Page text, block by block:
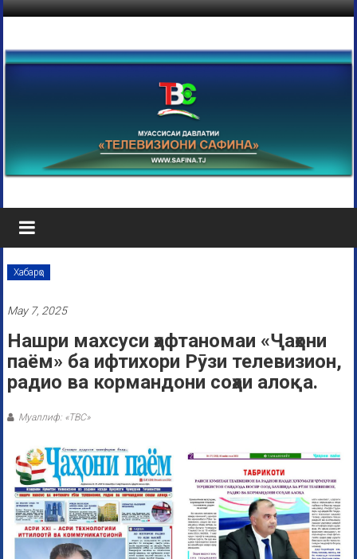
Хабарҳо
May 7, 2025
Нашри махсуси ҳафтаномаи «Ҷаҳони
паём» ба ифтихори Рӯзи телевизион,
радио ва кормандони соҳаи алоқа.
Муаллиф: «ТВС»